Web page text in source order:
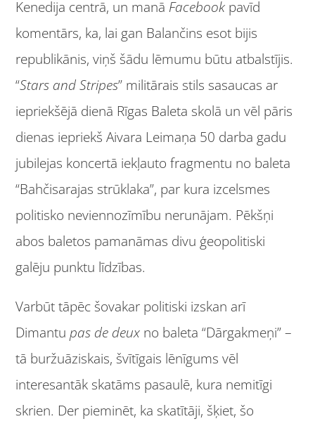
Kenedija centrā, un manā Facebook pavīd
komentārs, ka, lai gan Balančins esot bijis
republikānis, viņš šādu lēmumu būtu atbalstījis.
“Stars and Stripes” militārais stils sasaucas ar
iepriekšējā dienā Rīgas Baleta skolā un vēl pāris
dienas iepriekš Aivara Leimaņa 50 darba gadu
jubilejas koncertā iekļauto fragmentu no baleta
“Bahčisarajas strūklaka”, par kura izcelsmes
politisko neviennozīmību nerunājam. Pēkšņi
abos baletos pamanāmas divu ģeopolitiski
galēju punktu līdzības.
Varbūt tāpēc šovakar politiski izskan arī
Dimantupas de deux no baleta “Dārgakmeņi” –
tā buržuāziskais, švītīgais lēnīgums vēl
interesantāk skatāms pasaulē, kura nemitīgi
skrien. Der pieminēt, ka skatītāji, šķiet, šo